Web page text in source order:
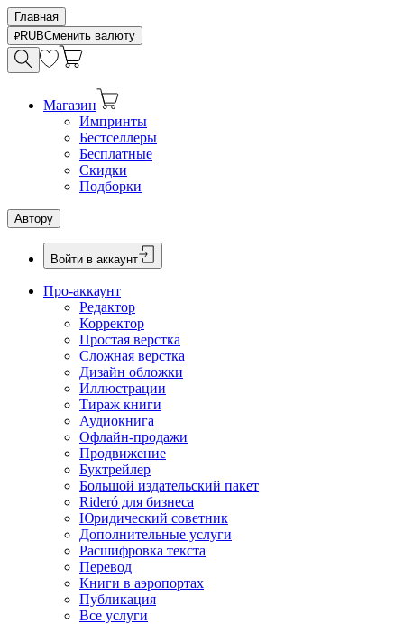
Главная
RUBСменить валюту
Магазин
Импринты
Бестселлеры
Бесплатные
Скидки
Подборки
Автору
Войти в аккаунт
Про-аккаунт
Редактор
Корректор
Простая верстка
Сложная верстка
Дизайн обложки
Иллюстрации
Тираж книги
Аудиокнига
Офлайн-продажи
Продвижение
Буктрейлер
Большой издательский пакет
Rideró для бизнеса
Юридический советник
Дополнительные услуги
Расшифровка текста
Перевод
Книги в аэропортах
Публикация
Все услуги